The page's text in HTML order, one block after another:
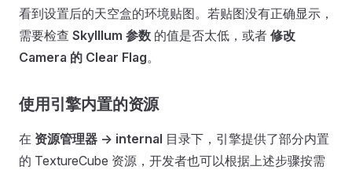
看到设置后的天空盒的环境贴图。若贴图没有正确显示，
需要检查 SkyIllum 参数 的值是否太低，或者 修改
Camera 的 Clear Flag。
使用引擎内置的资源
在 资源管理器 -> internal 目录下，引擎提供了部分内置
的 TextureCube 资源，开发者也可以根据上述步骤按需